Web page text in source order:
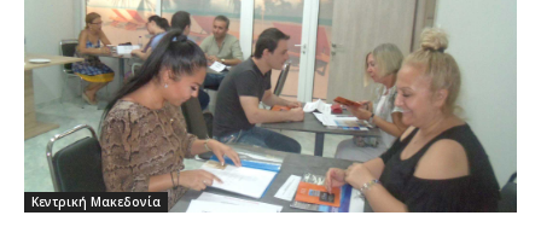
Κεντρική Μακεδονία